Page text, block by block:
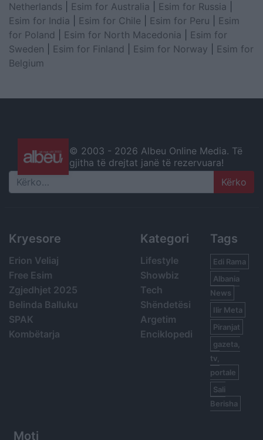
Netherlands
Esim for Australia Esim for Russia
Esim for India
Esim for Chile Esim for Peru
Esim
for Poland
Esim for North Macedonia
Esim for
Sweden
Esim for Finland Esim for Norway
Esim for
Belgium
© 2003 - 2026 Albeu Online Media. Të
gjitha të drejtat janë të rezervuara!
Search
Kryesore
Erion Veliaj
Free Esim
Zgjedhjet 2025
Belinda Balluku
SPAK
Kombëtarja
Kategori
Lifestyle
Showbiz
Tech
Shëndetësi
Argetim
Enciklopedi
Tags
Edi Rama
Albania
News
Ilir Meta
Piranjat
gazeta,
tv,
portale
Sali
Berisha
Moti